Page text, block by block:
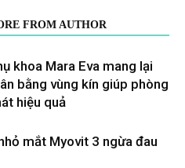
FROM AUTHOR
khoa Mara Eva mang lại
bằng vùng kín giúp phòng
hiệu quả
mắt Myovit 3 ngừa đau